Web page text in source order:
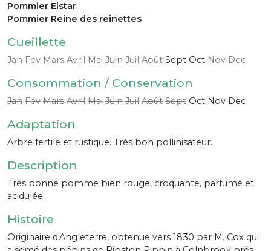
Pommier Elstar
Pommier Reine des reinettes
Cueillette
Jan Fev Mars Avril Mai Juin Juil Août Sept Oct Nov Dec
Consommation / Conservation
Jan Fev Mars Avril Mai Juin Juil Août Sept Oct Nov Dec
Adaptation
Arbre fertile et rustique. Très bon pollinisateur.
Description
Très bonne pomme bien rouge, croquante, parfumé et
acidulée.
Histoire
Originaire d'Angleterre, obtenue vers 1830 par M. Cox qui